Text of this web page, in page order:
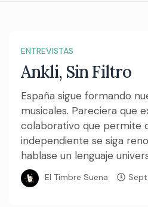
ENTREVISTAS
Ankli, Sin Filtro
España sigue formando
musicales. Pareciera que
colaborativo que permite
independiente se siga
hablase un lenguaje
El Timbre Suena